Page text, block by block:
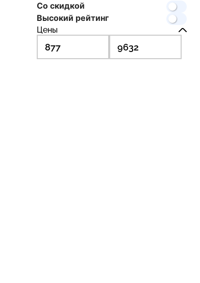
Со скидкой
Высокий рейтинг
Цены